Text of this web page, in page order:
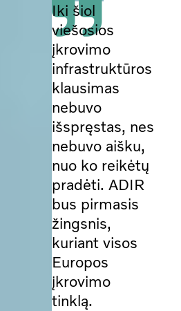
Iki šiol
viešosios
įkrovimo
infrastruktūros
klausimas
nebuvo
išspręstas, nes
nebuvo aišku,
nuo ko reikėtų
pradėti. ADIR
bus pirmasis
žingsnis,
kuriant visos
Europos
įkrovimo
tinklą.